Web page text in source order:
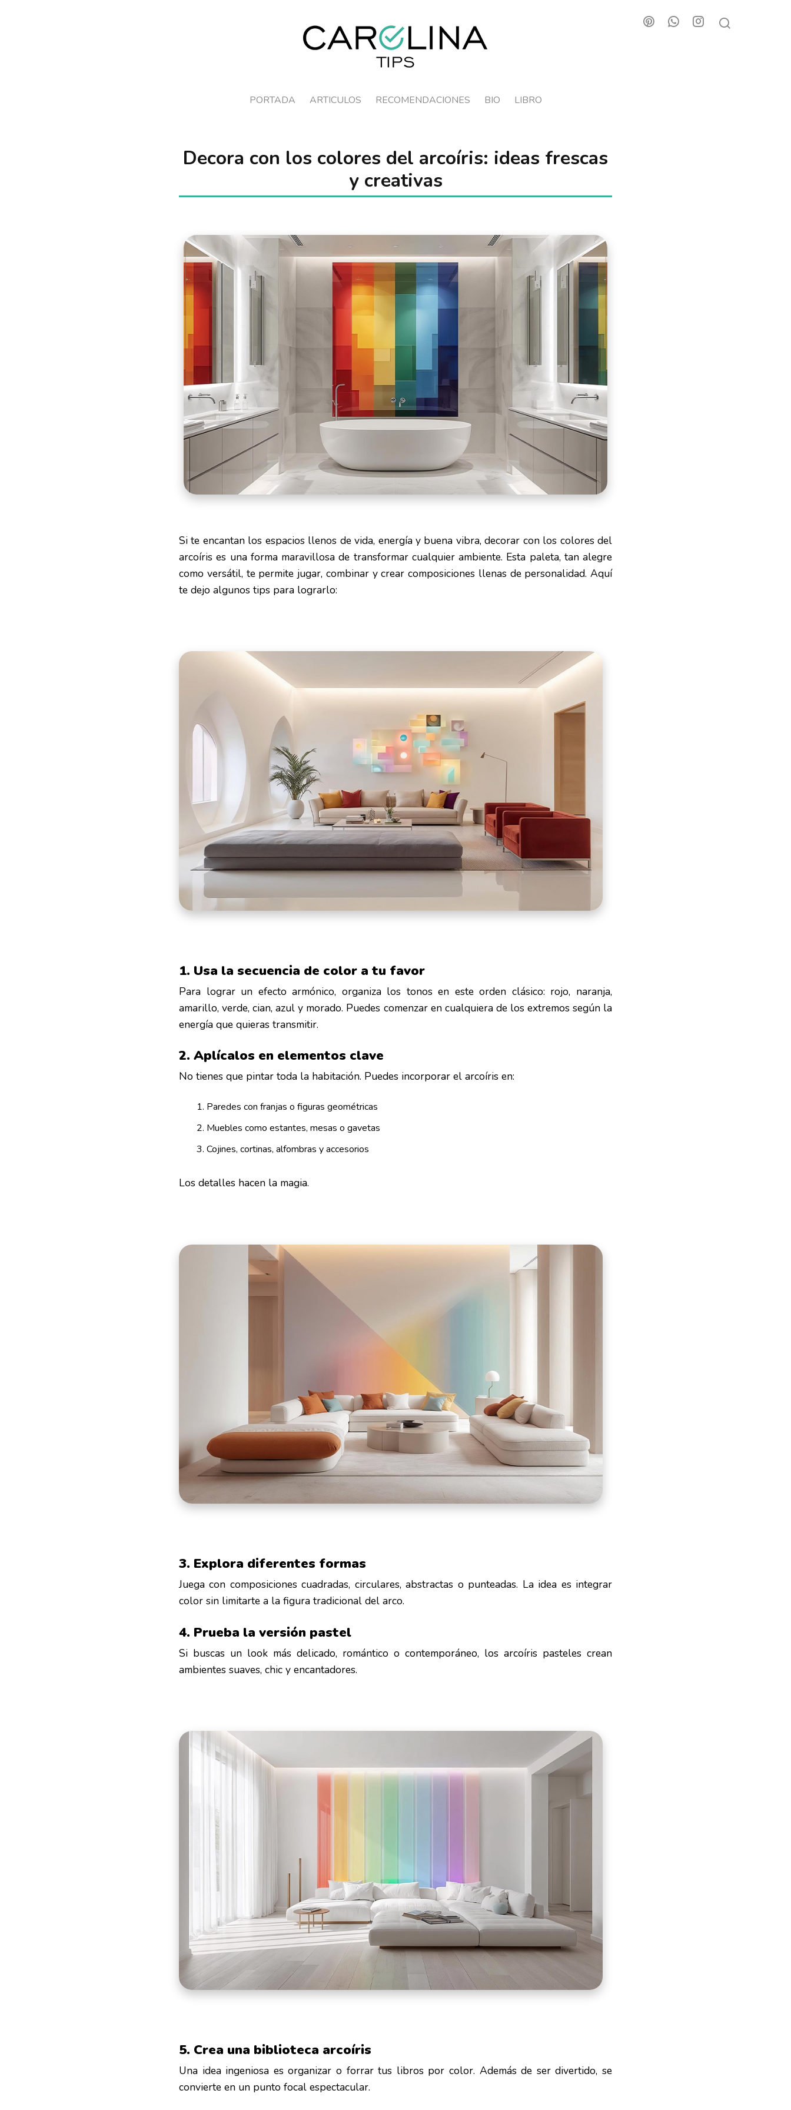
PORTADA ARTICULOS RECOMENDACIONES BIO LIBRO
Decora con los colores del arcoíris: ideas frescas
y creativas
Si te encantan los espacios llenos de vida, energía y buena vibra, decorar con los colores del
arcoíris es una forma maravillosa de transformar cualquier ambiente. Esta paleta, tan alegre
como versátil, te permite jugar, combinar y crear composiciones llenas de personalidad. Aquí
te dejo algunos tips para lograrlo:
1. Usa la secuencia de color a tu favor
Para lograr un efecto armónico, organiza los tonos en este orden clásico: rojo, naranja,
amarillo, verde, cian, azul y morado. Puedes comenzar en cualquiera de los extremos según la
energía que quieras transmitir.
2. Aplícalos en elementos clave
No tienes que pintar toda la habitación. Puedes incorporar el arcoíris en:
Paredes con franjas o figuras geométricas
Muebles como estantes, mesas o gavetas
Cojines, cortinas, alfombras y accesorios
Los detalles hacen la magia.
3. Explora diferentes formas
Juega con composiciones cuadradas, circulares, abstractas o punteadas. La idea es integrar
color sin limitarte a la figura tradicional del arco.
4. Prueba la versión pastel
Si buscas un look más delicado, romántico o contemporáneo, los arcoíris pasteles crean
ambientes suaves, chic y encantadores.
5. Crea una biblioteca arcoíris
Una idea ingeniosa es organizar o forrar tus libros por color. Además de ser divertido, se
convierte en un punto focal espectacular.